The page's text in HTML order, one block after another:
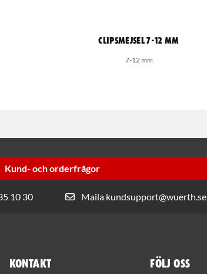
Clipsmejsel 7-12 mm
7-12 mm
Kund- och orderfrågor
10 30 Maila kundsupport@wuerth.se
Kontakt Följ oss